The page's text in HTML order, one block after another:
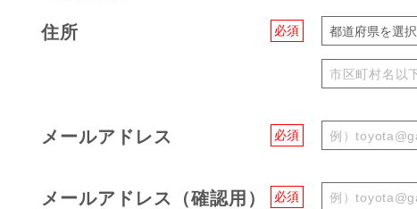
必須
住所 都道府県を選択
必須
メールアドレス
必須
メールアドレス（確認用）